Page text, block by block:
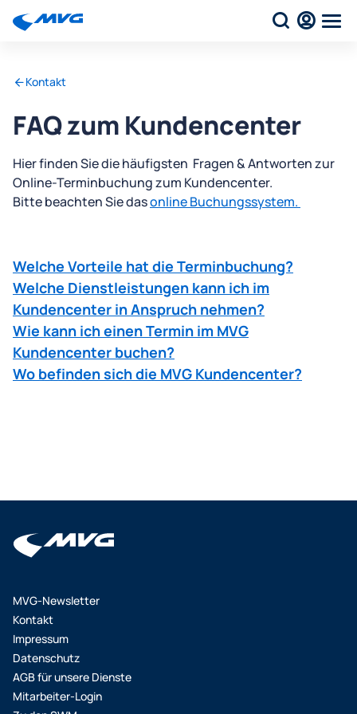
Kontakt
FAQ zum Kundencenter
Hier finden Sie die häufigsten Fragen & Antworten zur
Online-Terminbuchung zum Kundencenter.
Bitte beachten Sie dasonline Buchungssystem.
Welche Vorteile hat die Terminbuchung?
Welche Dienstleistungen kann ich im
Kundencenter in Anspruch nehmen?
Wie kann ich einen Termin im MVG
Kundencenter buchen?
Wo befinden sich die MVG Kundencenter?
MVG-Newsletter
Kontakt
Impressum
Datenschutz
AGB für unsere Dienste
Mitarbeiter-Login